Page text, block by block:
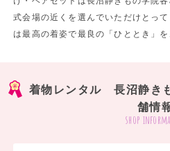
式会場の近くを選んでいただけとっ
は最高の着姿で最良の「ひととき」
着物レンタル 長沼静き
舗情
shop